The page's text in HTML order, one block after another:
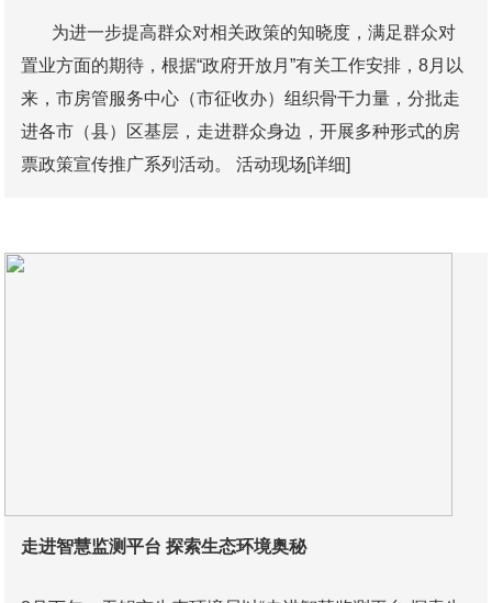
为进一步提高群众对相关政策的知晓度，满足群众对
置业方面的期待，根据“政府开放月”有关工作安排，8月以
来，市房管服务中心（市征收办）组织骨干力量，分批走
进各市（县）区基层，走进群众身边，开展多种形式的房
票政策宣传推广系列活动。 活动现场[详细]
走进智慧监测平台 探索生态环境奥秘